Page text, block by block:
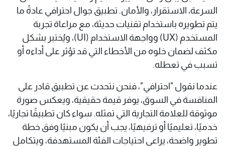
السرعة، الاستقرار، والأمان. تطبيق جوال احترافي عادةً ما
يتم تطويره باستخدام تقنيات حديثة، مع مراعاة تجربة
المستخدم (UX) وواجهة الاستخدام (UI)، ويُختبر بشكل
مكثف لضمان خلوه من الأخطاء التي قد تؤثر على أداءه أو
تسبب في تعطله.
عندما نقول "احترافي"، فنحن نتحدث عن تطبيق قادر على
المنافسة في السوق، يوفر قيمة حقيقية، ويعكس صورة
موثوقة للعلامة التجارية التي تمثله. سواء كان تطبيقًا تجاريًا،
خدميًا، تعليميًا أو ترفيهيًا، يجب أن يكون مبنيًا وفق خطة
تطوير واضحة، يراعي احتياجات الفئة المستهدفة، ويتكامل